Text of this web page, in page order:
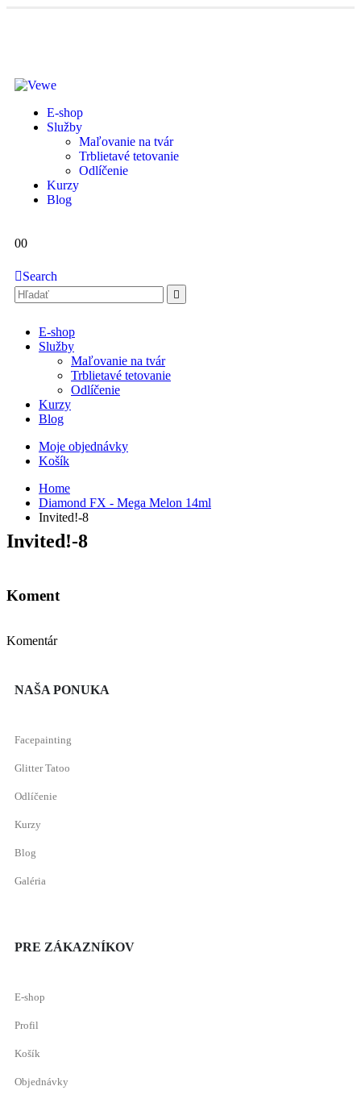
E-shop
Služby
Maľovanie na tvár
Trblietavé tetovanie
Odlíčenie
Kurzy
Blog
00
Search
E-shop
Služby
Maľovanie na tvár
Trblietavé tetovanie
Odlíčenie
Kurzy
Blog
Moje objednávky
Košík
Home
Diamond FX - Mega Melon 14ml
Invited!-8
Invited!-8
Koment
Komentár
NAŠA PONUKA
Facepainting
Glitter Tatoo
Odlíčenie
Kurzy
Blog
Galéria
PRE ZÁKAZNÍKOV
E-shop
Profil
Košík
Objednávky